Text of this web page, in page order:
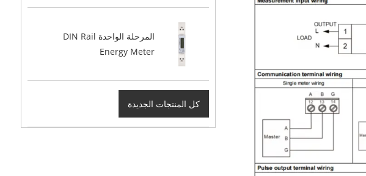
المرحلة الواحدة DIN Rail
Energy Meter
كل المنتجات الجديدة